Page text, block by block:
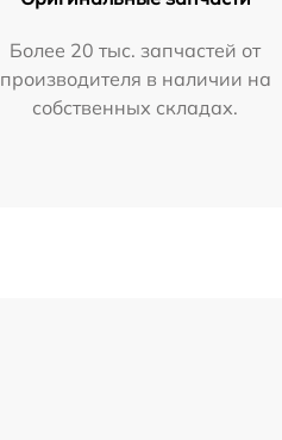
Более 20 тыс. запчастей от
производителя в наличии на
собственных складах.